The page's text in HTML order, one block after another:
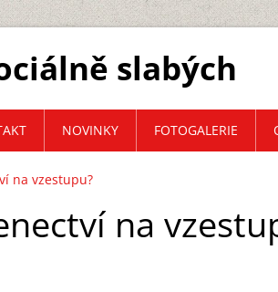
slabých
na vzestupu?
na
NOVINKY FOTOGALERIE